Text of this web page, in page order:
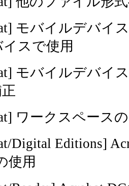
モバイルデバイ
スで使用
モバイルデバイ
ワークスペース
Digital Editions]
使用